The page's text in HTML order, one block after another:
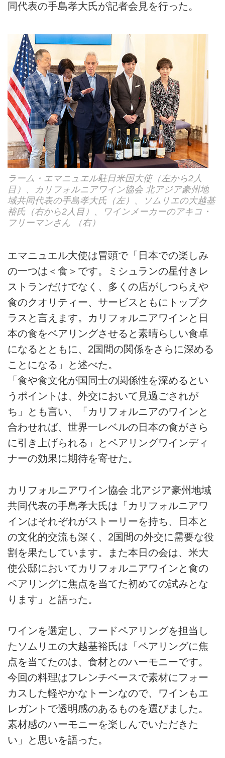
同代表の手島孝大氏が記者会見を行った。
ラーム・エマニュエル駐日米国大使（左から2人
目）、カリフォルニアワイン協会 北アジア豪州地
域共同代表の手島孝大氏（左）、ソムリエの大越基
裕氏（右から2人目）、ワインメーカーのアキコ・
フリーマンさん （右）
エマニュエル大使は冒頭で「日本での楽しみ
の一つは＜食＞です。ミシュランの星付きレ
ストランだけでなく、多くの店がしつらえや
食のクオリティー、サービスともにトップク
ラスと言えます。カリフォルニアワインと日
本の食をペアリングさせると素晴らしい食卓
になるとともに、2国間の関係をさらに深める
ことになる」と述べた。
「食や食文化が国同士の関係性を深めるとい
うポイントは、外交において見過ごされが
ち」とも言い、「カリフォルニアのワインと
合わせれば、世界一レベルの日本の食がさら
に引き上げられる」とペアリングワインディ
ナーの効果に期待を寄せた。
カリフォルニアワイン協会 北アジア豪州地域
共同代表の手島孝大氏は「カリフォルニアワ
インはそれぞれがストーリーを持ち、日本と
の文化的交流も深く、2国間の外交に需要な役
割を果たしています。また本日の会は、米大
使公邸においてカリフォルニアワインと食の
ペアリングに焦点を当てた初めての試みとな
ります」と語った。
ワインを選定し、フードペアリングを担当し
たソムリエの大越基裕氏は「ペアリングに焦
点を当てたのは、食材とのハーモニーです。
今回の料理はフレンチベースで素材にフォー
カスした軽やかなトーンなので、ワインもエ
レガントで透明感のあるものを選びました。
素材感のハーモニーを楽しんでいただきた
い」と思いを語った。